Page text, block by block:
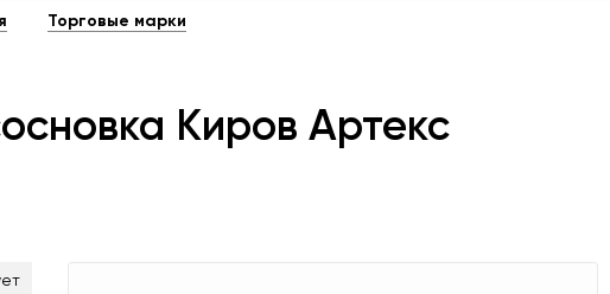
Торговые марки
Киров Артекс